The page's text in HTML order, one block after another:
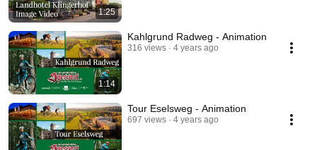
1:25
1:14
Kahlgrund Radweg - Animation
316 views 4 years ago
Tour Eselsweg - Animation
697 views 4 years ago